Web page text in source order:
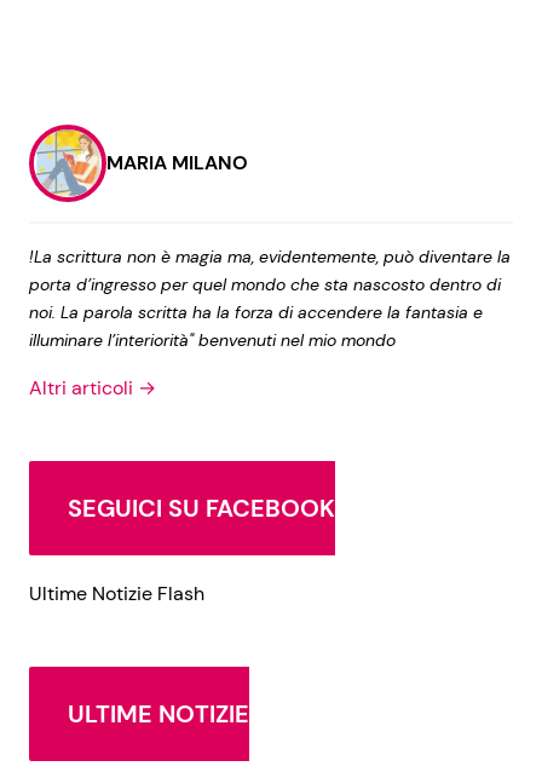
MARIA MILANO
!La scrittura non è magia ma, evidentemente, può diventare la
porta d’ingresso per quel mondo che sta nascosto dentro di
noi. La parola scritta ha la forza di accendere la fantasia e
illuminare l’interiorità" benvenuti nel mio mondo
Altri articoli →
SEGUICI SU FACEBOOK
Ultime Notizie Flash
ULTIME NOTIZIE